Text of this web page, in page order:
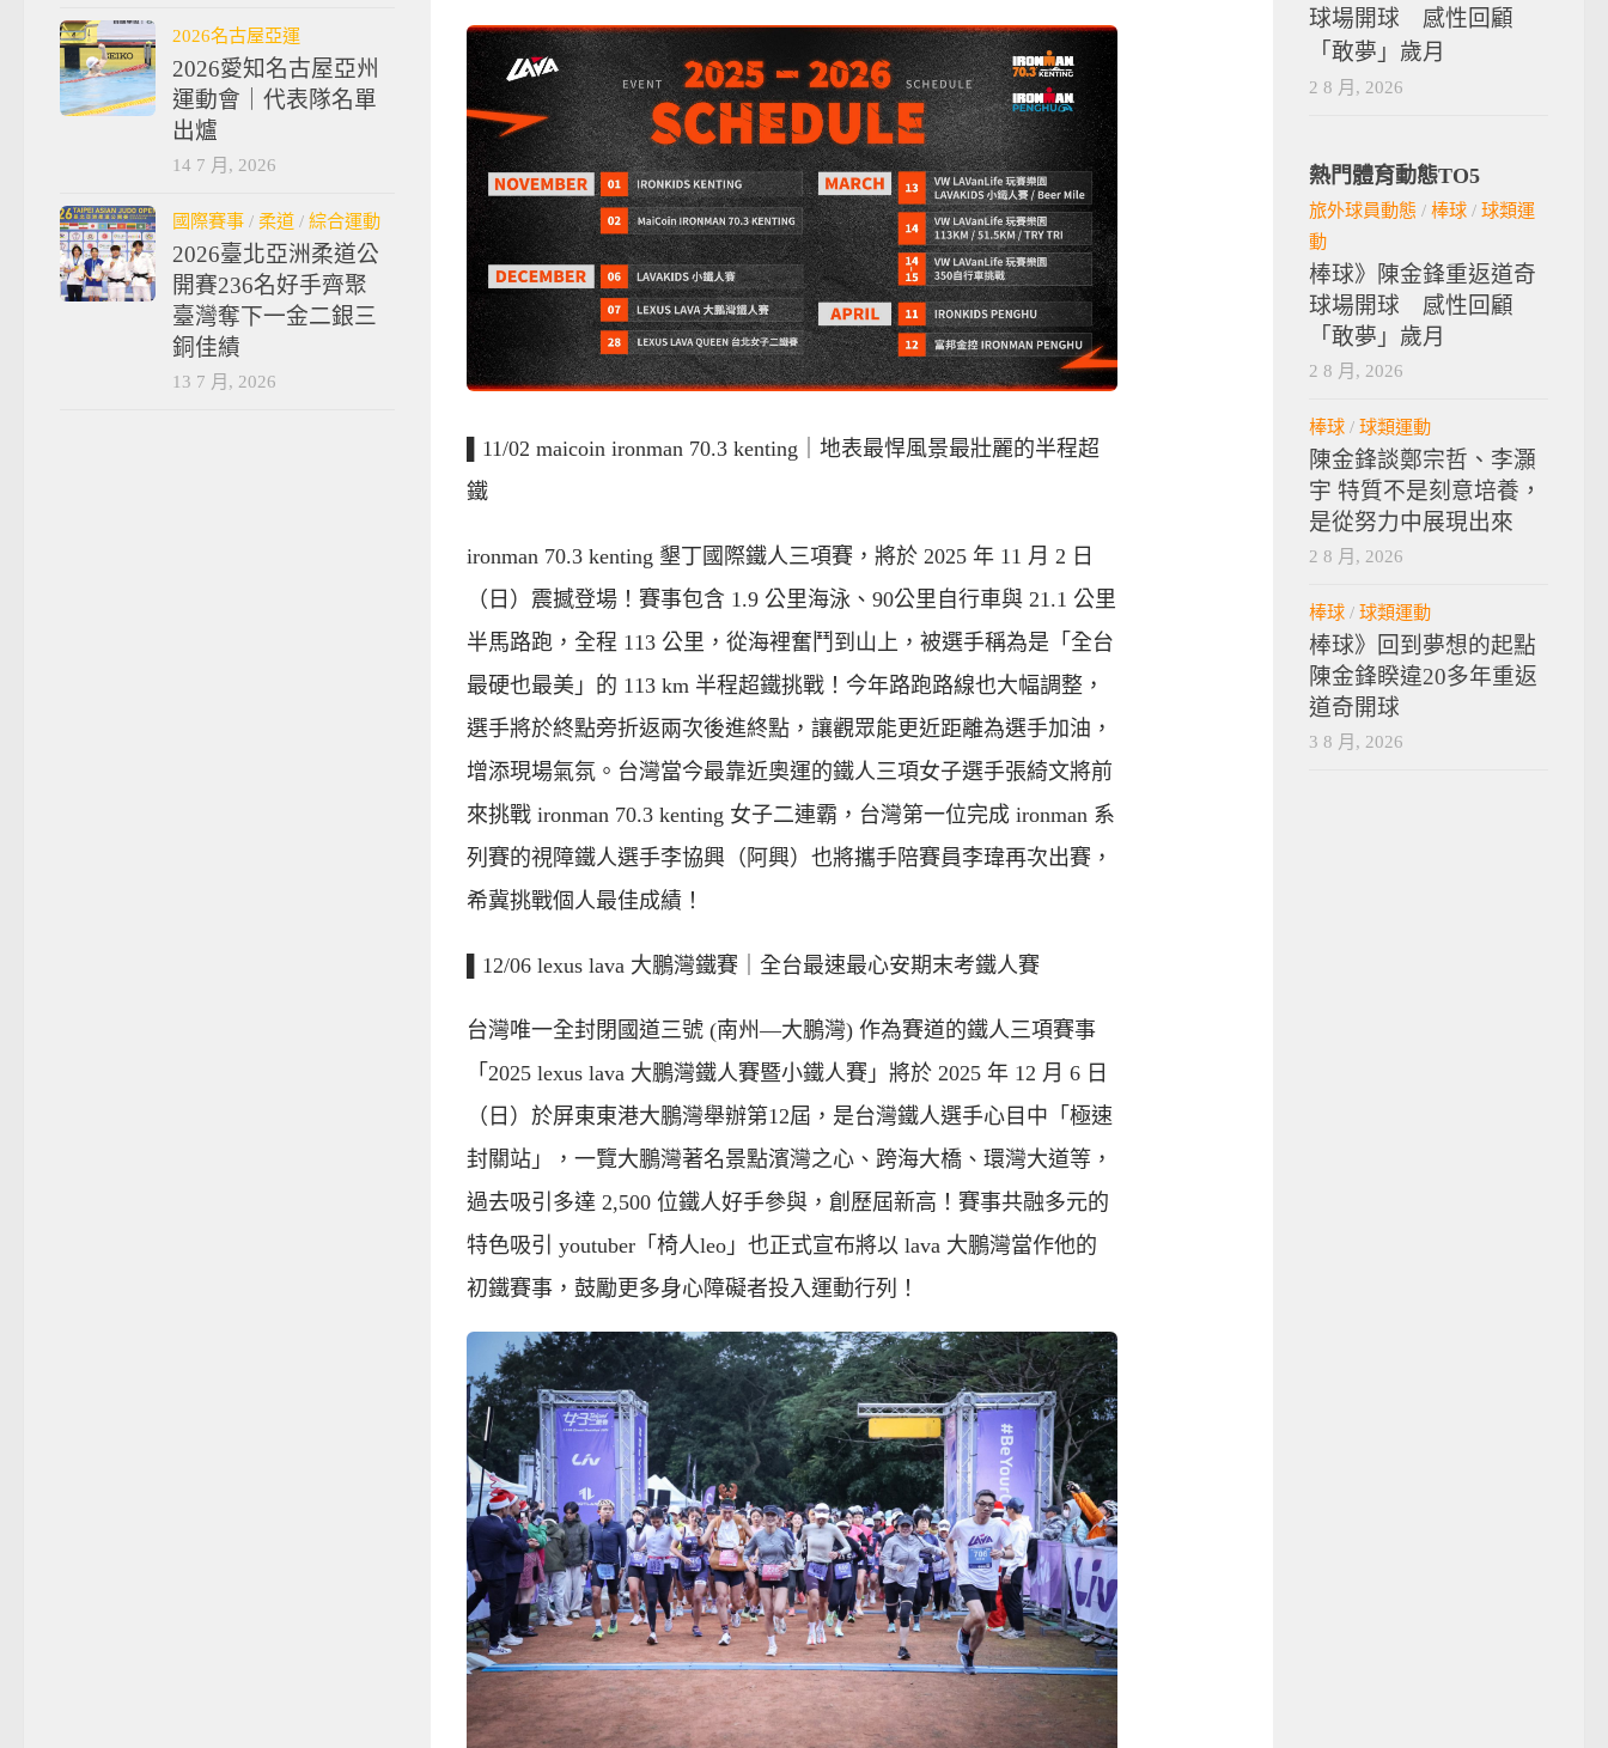
▌11/02 maicoin ironman 70.3 kenting｜地表最悍風景最壯麗的半程超
鐵
ironman 70.3 kenting 墾丁國際鐵人三項賽，將於 2025 年 11 月 2 日
（日）震撼登場！賽事包含 1.9 公里海泳、90公里自行車與 21.1 公里
半馬路跑，全程 113 公里，從海裡奮鬥到山上，被選手稱為是「全台
最硬也最美」的 113 km 半程超鐵挑戰！今年路跑路線也大幅調整，
選手將於終點旁折返兩次後進終點，讓觀眾能更近距離為選手加油，
增添現場氣氛。台灣當今最靠近奧運的鐵人三項女子選手張綺文將前
來挑戰 ironman 70.3 kenting 女子二連霸，台灣第一位完成 ironman 系
列賽的視障鐵人選手李協興（阿興）也將攜手陪賽員李瑋再次出賽，
希冀挑戰個人最佳成績！
▌12/06 lexus lava 大鵬灣鐵賽｜全台最速最心安期末考鐵人賽
台灣唯一全封閉國道三號 (南州—大鵬灣) 作為賽道的鐵人三項賽事
「2025 lexus lava 大鵬灣鐵人賽暨小鐵人賽」將於 2025 年 12 月 6 日
（日）於屏東東港大鵬灣舉辦第12屆，是台灣鐵人選手心目中「極速
封關站」，一覽大鵬灣著名景點濱灣之心、跨海大橋、環灣大道等，
過去吸引多達 2,500 位鐵人好手參與，創歷屆新高！賽事共融多元的
特色吸引 youtuber「椅人leo」也正式宣布將以 lava 大鵬灣當作他的
初鐵賽事，鼓勵更多身心障礙者投入運動行列！
2026名古屋亞運
2026愛知名古屋亞州
運動會｜代表隊名單
出爐
14 7 月, 2026
國際賽事 / 柔道 / 綜合運動
2026臺北亞洲柔道公
開賽236名好手齊聚
臺灣奪下一金二銀三
銅佳績
13 7 月, 2026
球場開球 感性回顧
「敢夢」歲月
2 8 月, 2026
熱門體育動態TO5
旅外球員動態 / 棒球 / 球類運
動
棒球》陳金鋒重返道奇
球場開球 感性回顧
「敢夢」歲月
2 8 月, 2026
棒球 / 球類運動
陳金鋒談鄭宗哲、李灝
宇 特質不是刻意培養，
是從努力中展現出來
2 8 月, 2026
棒球 / 球類運動
棒球》回到夢想的起點
陳金鋒睽違20多年重返
道奇開球
3 8 月, 2026